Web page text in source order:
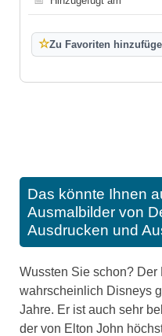
☆Zu Favoriten
Das könnte Ihnen
Ausmalbilder von
Ausdrucken und
Wussten Sie schon?
wahrscheinlich Disneys
Jahre. Er ist auch sehr
der von Elton John